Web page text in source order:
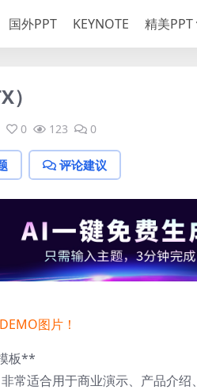
国外PPT KEYNOTE 精美PPT
0 123 0
评论建议
图片！
板**
常适合用于商业演示、产品介绍